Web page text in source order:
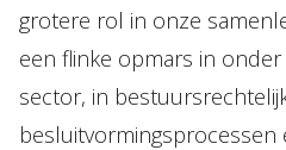
Topics
Internationaal
grotere rol in onze
een flinke opmars in
sector, in
besluitvormingsprocessen